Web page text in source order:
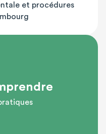
et procédures